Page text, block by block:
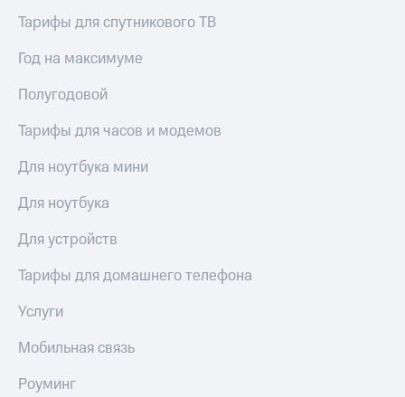
Платежи
переводы
Пополнить
МТС
Настройки
автоплатежа
Пополнить
другого
ТВ
МТС
Тарифы для спутникового ТВ
Год на максимуме
Полугодовой
Тарифы для часов и модемов
Для ноутбука мини
Для ноутбука
Для устройств
Тарифы для домашнего телефона
Услуги
Мобильная связь
Роуминг